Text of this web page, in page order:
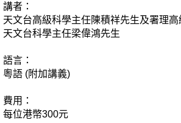
講者：
天文台高級科學主任陳積祥先生及署理
天文台科學主任梁偉鴻先生
語言：
粵語 (附加講義)
費用：
每位港幣300元